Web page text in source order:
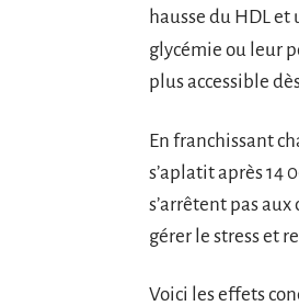
hausse du HDL
glycémie ou leur
plus accessible
En franchissant
s’aplatit après 14
s’arrêtent pas
gérer le stress et
Voici les effets